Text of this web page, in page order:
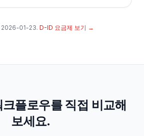
2026-01-23. D-ID 요금제 보기 →
플로우를 직접 비교해
보세요.